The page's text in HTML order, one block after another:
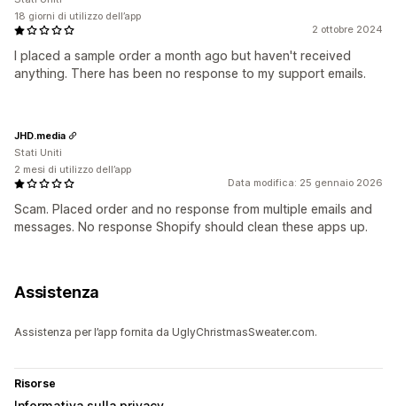
2 ottobre 2024
I placed a sample order a month ago but haven't received
anything. There has been no response to my support emails.
18 giorni di utilizzo dell’app
Data modifica: 25 gennaio 2026
Scam. Placed order and no response from multiple emails and
messages. No response Shopify should clean these apps up.
JHD.media
Stati Uniti
2 mesi di utilizzo dell’app
Assistenza
Assistenza per l’app fornita da UglyChristmasSweater.com.
Risorse